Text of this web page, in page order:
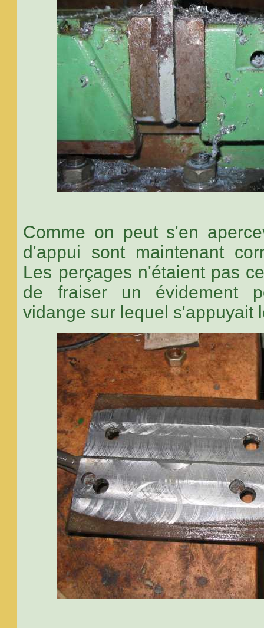
Comme on peut s'en
d'appui sont maintenant
Les perçages n'étaient pas
de fraiser un évidement
vidange sur lequel s'appuyait